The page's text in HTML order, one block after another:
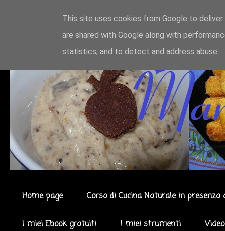
Home page Corso di Cucina Naturale in presenza
I miei Ebook gratuiti I miei strumenti
This site uses cookies from Google to
are shared with Google along with
statistics, and to detect and address abuse.